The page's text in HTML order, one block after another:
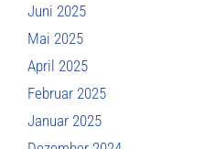
Juni 2025
Mai 2025
April 2025
Februar 2025
Januar 2025